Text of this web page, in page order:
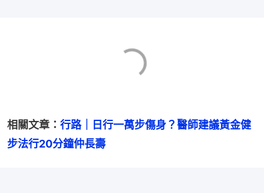
相關文章： 行路｜日行一萬步傷身？醫師建議黃金健
步法行20分鐘仲長壽